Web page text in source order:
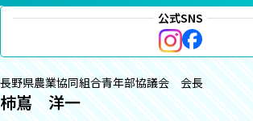
公式SNS
長野県農業協同組合青年部協議会 会長
柿嶌 洋一